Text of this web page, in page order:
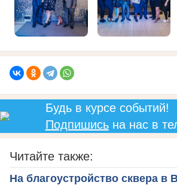
Будь в курсе событий!
Подпишисьна нас в
Читайте также:
На благоустройство сквера в